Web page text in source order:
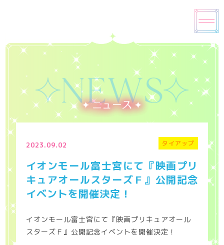
2023.09.02 タイアップ
イオンモール富士宮にて『映画プリ
キュアオールスターズＦ』公開記念
イベントを開催決定！
イオンモール富士宮にて『映画プリキュアオール
スターズＦ』公開記念イベントを開催決定！